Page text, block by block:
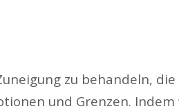
zu behandeln,
und Grenzen.